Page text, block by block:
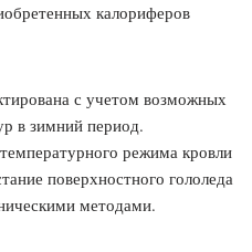
калориферов
с учетом возможных
в зимний период.
режима кровли
поверхностного гололеда
методами.